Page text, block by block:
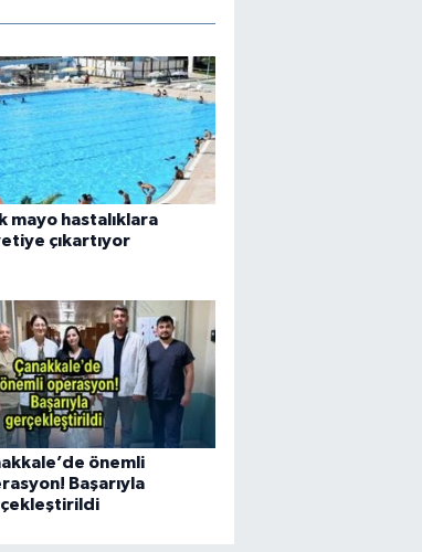
mayo hastalıklara
çıkartıyor
önemli
Başarıyla